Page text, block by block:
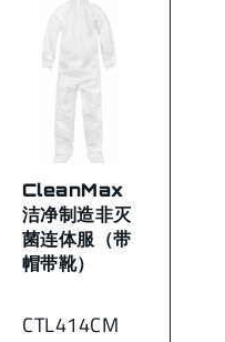
CTL414CM
CleanMax
洁净制造非灭
菌连体服（带
帽带靴）